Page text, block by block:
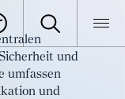
und
umfassen
und